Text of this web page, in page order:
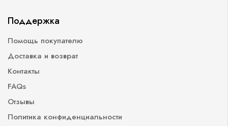
Поддержка
Помощь покупателю
Доставка и возврат
Контакты
FAQs
Отзывы
Политика конфиденциальности